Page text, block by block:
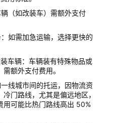
（如改装车）需额外支付
如需加急运输，选择更快的
车辆：车辆装有特殊物品或
额外支付费用。
线城市间的托运，因物流资
门路线，尤其是偏远地区，
用可能比热门路线高出 50%